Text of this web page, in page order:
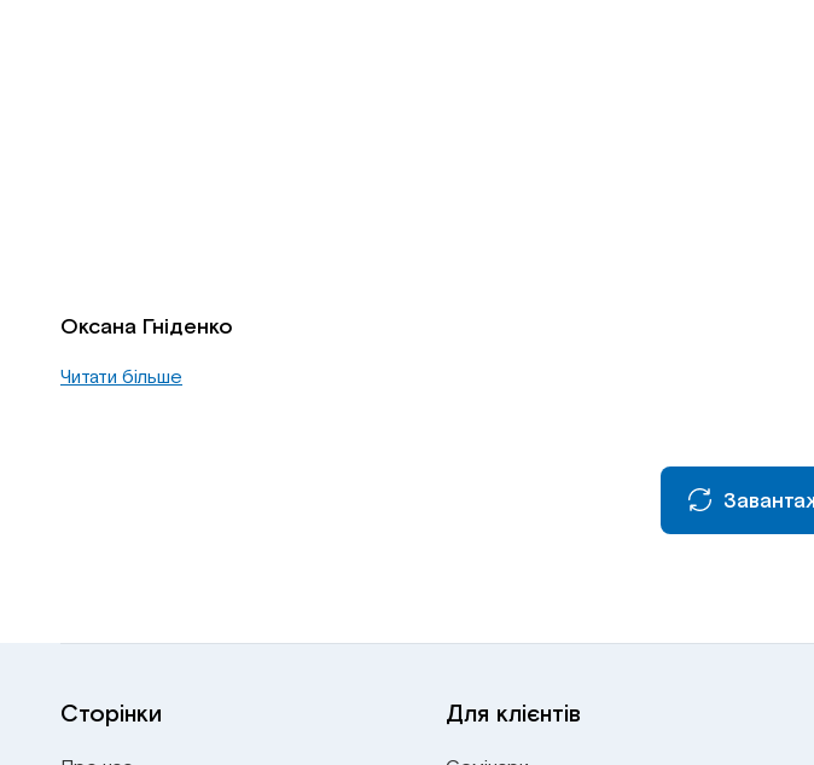
Оксана Гніденко
Читати більше
Сторінки Для клієнтів